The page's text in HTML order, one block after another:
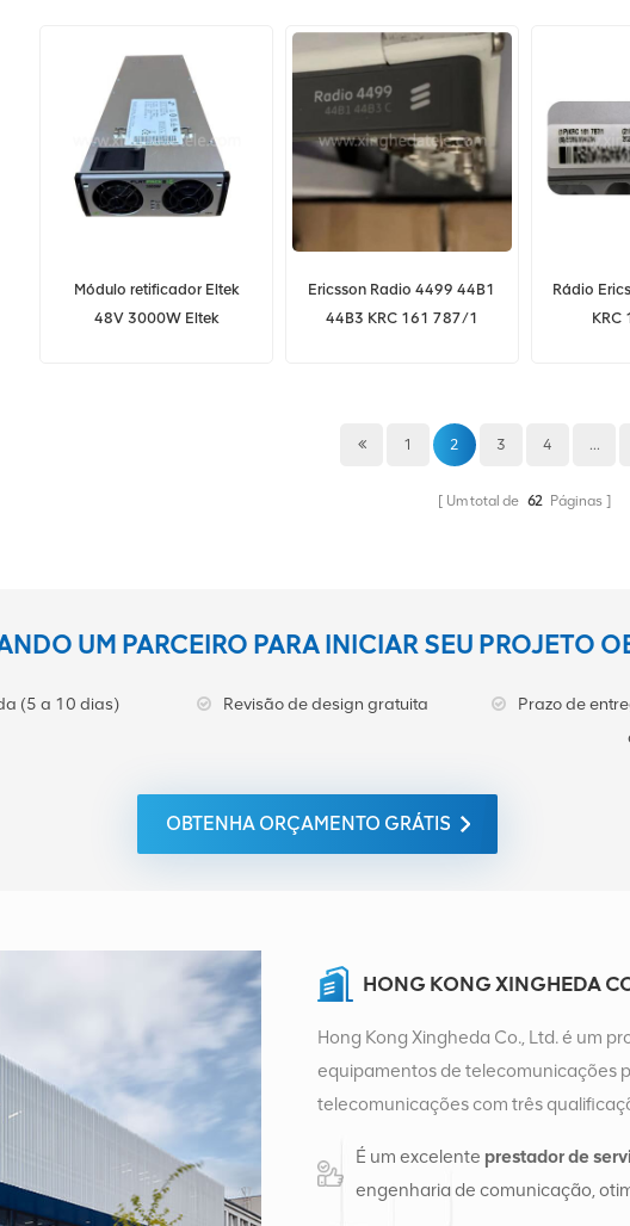
34060917/34060918
Módulo retificador Eltek
48V 3000W Eltek
Ericsson Radio 4499 44B1
44B3 KRC 161 787/1
Rádio
KRC
1 2 3 4 ...
Um total de 62 Páginas
UM PARCEIRO PARA INICIAR SEU PROJETO
(5 a 10 dias) Revisão de design gratuita
Prazo de
OBTENHA ORÇAMENTO GRÁTIS
HONG KONG XINGHEDA
Hong Kong Xingheda Co., Ltd. é um
equipamentos de telecomunicações
telecomunicações com três
distribuição de fábrica em Changsha
de vendas internacionais em
É um excelente prestador de
engenharia de comunicação,